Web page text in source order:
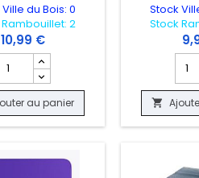
CARTESSHIELD - 63X88MM - MATTE
du Bois: 0
2
10,99 €
Champ quantité du produit SLEEVES
au panier
Stock
Stock
